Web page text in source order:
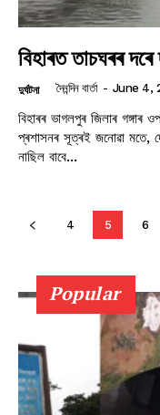
বিহাৰত তাচঘৰৰ
দুৰ্ঘটনা দৈনন্দিন বাৰ্তা - June 4,
বিহাৰৰ ভাগলপুৰ জিলাৰ গঙ্গাৰ
প্ৰশাসনৰ সূত্ৰই জনোৱা মতে,
নাছিল বাবে...
4 5 6
Popular